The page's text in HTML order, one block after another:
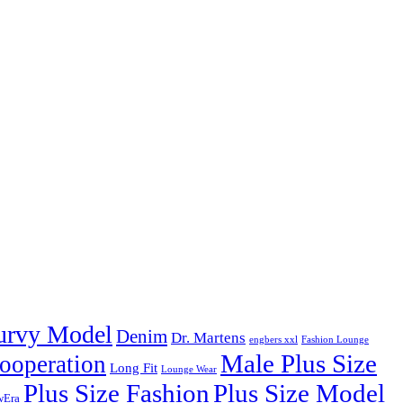
Model Denim Dr. Martens engbers xxl Fashion Lounge
Long Fit Lounge Wear Male Plus Size
Plus Size FashionPlus Size Model